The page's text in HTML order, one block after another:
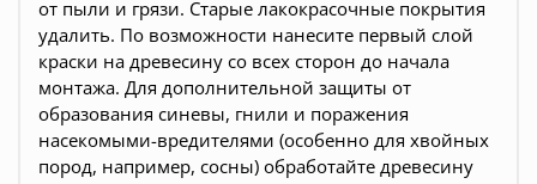
от пыли и грязи. Старые лакокрасочные покрытия
удалить. По возможности нанесите первый слой
краски на древесину со всех сторон до начала
монтажа. Для дополнительной защиты от
образования синевы, гнили и поражения
насекомыми-вредителями (особенно для хвойных
пород, например, сосны) обработайте древесину